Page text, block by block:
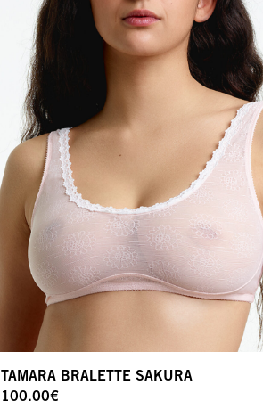
TAMARA BRALETTE SAKURA
100,00€